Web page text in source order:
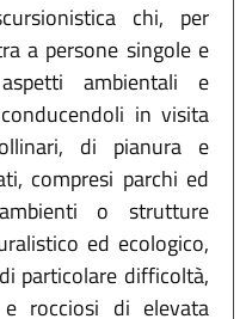
chi, per
a persone singole e
ambientali e
in visita
di pianura e
compresi parchi ed
o strutture
ed ecologico,
particolare difficoltà,
rocciosi di elevata